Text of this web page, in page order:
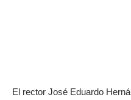
El rector José Eduardo